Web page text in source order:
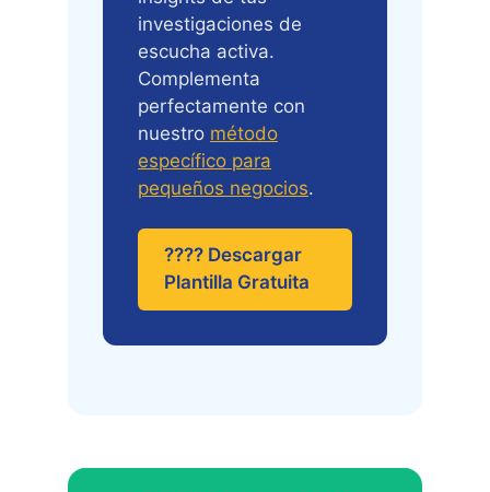
investigaciones de
escucha activa.
Complementa
perfectamente con
nuestro método
específico para
pequeños negocios.
???? Descargar
Plantilla Gratuita